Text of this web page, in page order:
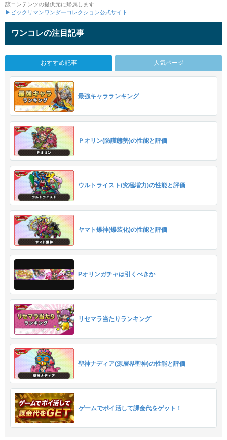
該コンテンツの提供元に帰属します
▶ビックリマンワンダーコレクション公式サイト
ワンコレの注目記事
おすすめ記事 人気ページ
最強キャラランキング
Ｐオリン(防護態勢)の性能と評価
ウルトライスト(究極増力)の性能と評価
ヤマト爆神(爆装化)の性能と評価
Pオリンガチャは引くべきか
リセマラ当たりランキング
聖神ナディア(源層界聖神)の性能と評価
ゲームでポイ活して課金代をゲット！